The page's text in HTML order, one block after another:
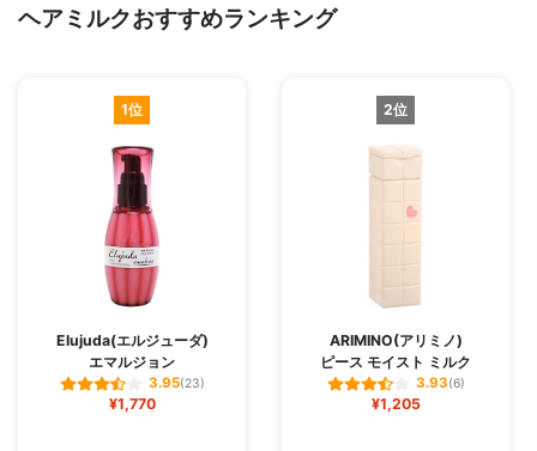
ヘアミルクおすすめランキング
1位
Elujuda(エルジューダ)
エマルジョン
3.95(23)
¥1,770
2位
ARIMINO(アリミノ)
ピース モイスト ミルク
3.93(6)
¥1,205